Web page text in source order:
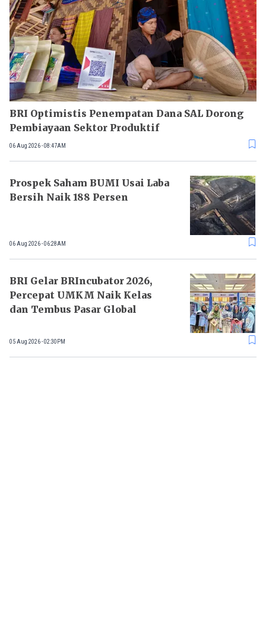
BRI Optimistis Penempatan Dana SAL Dorong
Pembiayaan Sektor Produktif
06 Aug 2026 - 08:47AM
Prospek Saham BUMI Usai Laba
Bersih Naik 188 Persen
06 Aug 2026 - 06:28AM
BRI Gelar BRIncubator 2026,
Percepat UMKM Naik Kelas
dan Tembus Pasar Global
05 Aug 2026 - 02:30PM